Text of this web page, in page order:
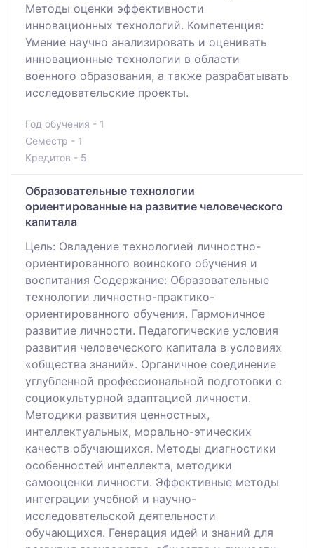
Методы оценки эффективности
инновационных технологий. Компетенция:
Умение научно анализировать и оценивать
инновационные технологии в области
военного образования, а также разрабатывать
исследовательские проекты.
Год обучения - 1
Семестр - 1
Кредитов - 5
Образовательные технологии
ориентированные на развитие человеческого
капитала
Цель: Овладение технологией личностно-
ориентированного воинского обучения и
воспитания Содержание: Образовательные
технологии личностно-практико-
ориентированного обучения. Гармоничное
развитие личности. Педагогические условия
развития человеческого капитала в условиях
«общества знаний». Органичное соединение
углубленной профессиональной подготовки с
социокультурной адаптацией личности.
Методики развития ценностных,
интеллектуальных, морально-этических
качеств обучающихся. Методы диагностики
особенностей интеллекта, методики
самооценки личности. Эффективные методы
интеграции учебной и научно-
исследовательской деятельности
обучающихся. Генерация идей и знаний для